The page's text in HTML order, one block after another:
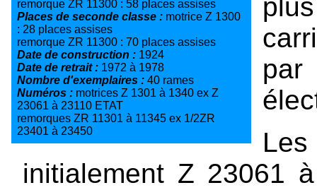
remorque ZR 11300 : 58 places assises
Places de seconde classe : motrice Z 1300
: 28 places assises
remorque ZR 11300 : 70 places assises
Date de construction : 1924
Date de retrait : 1972 à 1978
Nombre d'exemplaires : 40 rames
Numéros : motrices Z 1301 à 1340 ex Z
23061 à 23110 ETAT
remorques ZR 11301 à 11345 ex 1/2ZR
23401 à 23450
initialement Z 23061